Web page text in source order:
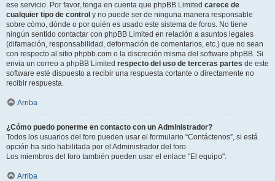
ese servicio. Por favor, tenga en cuenta que phpBB Limited carece de
cualquier tipo de control y no puede ser de ninguna manera responsable
sobre cómo, dónde o por quién es usado este sistema de foros. No tiene
ningún sentido contactar con phpBB Limited en relación a asuntos legales
(difamación, responsabilidad, deformación de comentarios, etc.) que no sean
con respecto al sitio phpbb.com o la discreción misma del software phpBB. Si
envia un correo a phpBB Limited respecto del uso de terceras partes de este
software esté dispuesto a recibir una respuesta cortante o directamente no
recibir respuesta.
Arriba
¿Cómo puedo ponerme en contacto con un Administrador?
Todos los usuarios del foro pueden usar el formulario “Contáctenos”, si está
opción ha sido habilitada por el Administrador del foro.
Los miembros del foro también pueden usar el enlace "El equipo".
Arriba